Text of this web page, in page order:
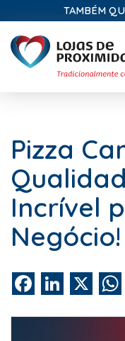
TAMBÉM
Pizza
Incrível
Negócio!
FacebookLinkedIn